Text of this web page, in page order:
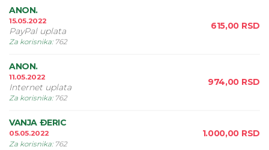
ANON.
15.05.2022
PayPal uplata
Za korisnika: 762
615,00 RSD
ANON.
11.05.2022
Internet uplata
Za korisnika: 762
974,00 RSD
VANJA ÐERIC
05.05.2022
Za korisnika: 762
1.000,00 RSD